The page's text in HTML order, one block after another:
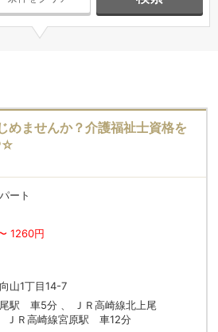
めませんか？介護福祉士資格を
ート
1260円
山1丁目14-7
尾駅 車5分 、 ＪＲ高崎線北上尾
ＪＲ高崎線宮原駅 車12分